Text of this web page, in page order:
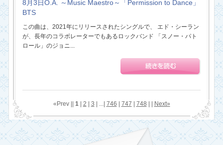
8月3日O.A. ～Music Maestro～「Permission to Dance」
BTS
この曲は、2021年にリリースされたシングルで、 エド・シーラン
が、長年のコラボレーターでもあるロックバンド 「スノー・パト
ロール」のジョニ...
«Prev || 1| 2 3 | ...| 746 747 748 Next»